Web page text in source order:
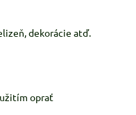
bielizeň, dekorácie atď.
oprať